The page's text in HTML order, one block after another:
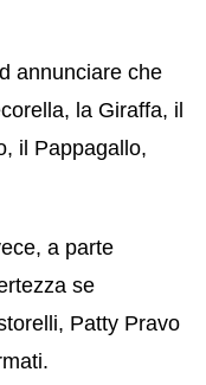
annunciare che
la Giraffa, il
il Pappagallo,
a parte
se
Patty Pravo